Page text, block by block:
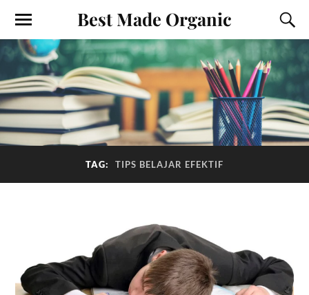
Best Made Organic
TAG: TIPS BELAJAR EFEKTIF